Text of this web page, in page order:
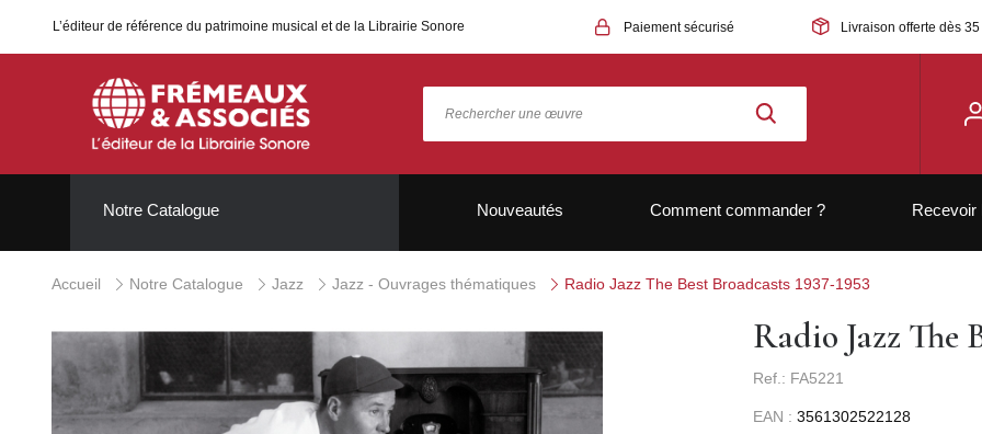
L’éditeur de référence du patrimoine musical et de la Librairie Sonore Paiement sécurisé Livraison offerte dès
Notre Catalogue Nouveautés Comment commander ? Recevoir
Accueil Notre Catalogue Jazz Jazz - Ouvrages thématiques Radio Jazz The Best Broadcasts 1937-1953
Radio Jazz The
Ref.: FA5221
EAN : 3561302522128